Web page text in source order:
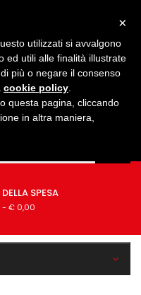
SPESA
- € 0,00
×
utilizzati si avvalgono
ed utili alle finalità illustrate
più o negare il consenso
cookie policy
questa pagina, cliccando
in altra maniera,